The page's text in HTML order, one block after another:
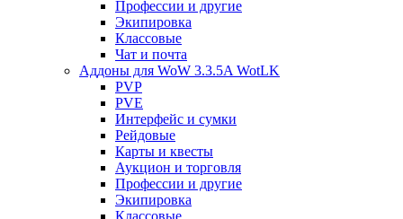
Профессии и другие
Экипировка
Классовые
Чат и почта
Аддоны для WoW 3.3.5A WotLK
PVP
PVE
Интерфейс и сумки
Рейдовые
Карты и квесты
Аукцион и торговля
Профессии и другие
Экипировка
Классовые